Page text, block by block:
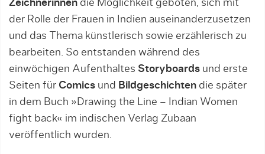
Zeichnerinnen die Möglichkeit geboten, sich mit
der Rolle der Frauen in Indien auseinanderzusetzen
und das Thema künstlerisch sowie erzählerisch zu
bearbeiten. So entstanden während des
einwöchigen Aufenthaltes Storyboards und erste
Seiten für Comics und Bildgeschichten die später
in dem Buch »Drawing the Line – Indian Women
fight back« im indischen Verlag Zubaan
veröffentlich wurden.